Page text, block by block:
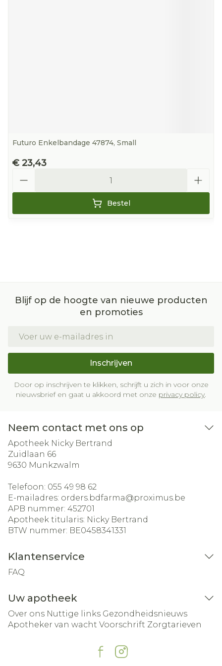
Futuro Enkelbandage 47874, Small
€ 23,43
Bestel
Blijf op de hoogte van nieuwe producten
en promoties
Inschrijven
Door op inschrijven te klikken, schrijft u zich in voor onze
nieuwsbrief en gaat u akkoord met onze privacy policy.
Neem contact met ons op
Apotheek Nicky Bertrand
Zuidlaan 66
9630 Munkzwalm
Telefoon: 055 49 98 62
E-mailadres: orders.bdfarma@proximus.be
APB nummer: 452701
Apotheek titularis: Nicky Bertrand
BTW nummer: BE0458341331
Klantenservice
FAQ
Uw apotheek
Over ons Nuttige links Gezondheidsnieuws
Apotheker van wacht Voorschrift Zorgtarieven